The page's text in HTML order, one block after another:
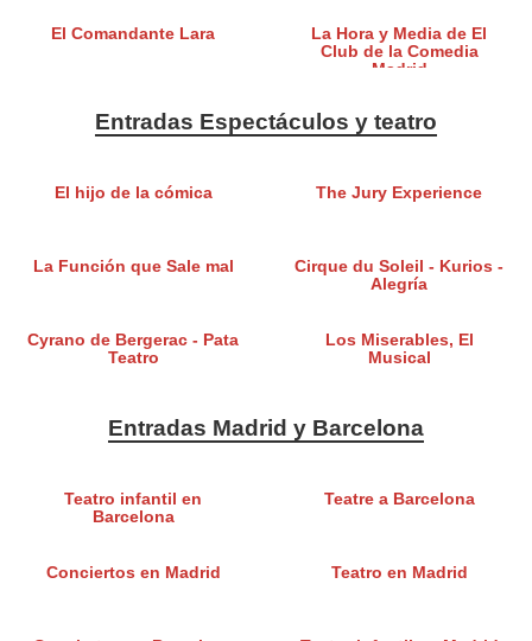
El Comandante Lara
La Hora y Media de El
Club de la Comedia
Madrid
Entradas Espectáculos y teatro
El hijo de la cómica The Jury Experience
La Función que Sale mal
Cirque du Soleil - Kurios -
Alegría
Cyrano de Bergerac - Pata
Teatro
Los Miserables, El
Musical
Entradas Madrid y Barcelona
Teatro infantil en
Barcelona
Teatre a Barcelona
Conciertos en Madrid Teatro en Madrid